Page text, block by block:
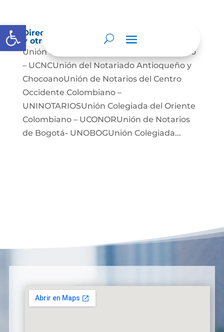
Abrir barra de herramientas
Directorio de agremiaciones, asociaciones
y otros grupos de interés
Unión Colegiada de Notariado Colombiano
– UCNCUnión del Notariado Antioqueño y
ChocoanoUnión de Notarios del Centro
Occidente Colombiano –
UNINOTARIOSUnión Colegiada del Oriente
Colombiano – UCONORUnión de Notarios
de Bogotá- UNOBOGUnión Colegiada...